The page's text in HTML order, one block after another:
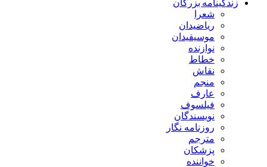
زندگینامه بزرگان
شعرا
ریاضیدان
موسیقیدان
نوازنده
خطاط
نقاش
منجم
عارف
فیلسوف
نویسندگان
روزنامه نگار
مترجم
پزشکان
خواننده